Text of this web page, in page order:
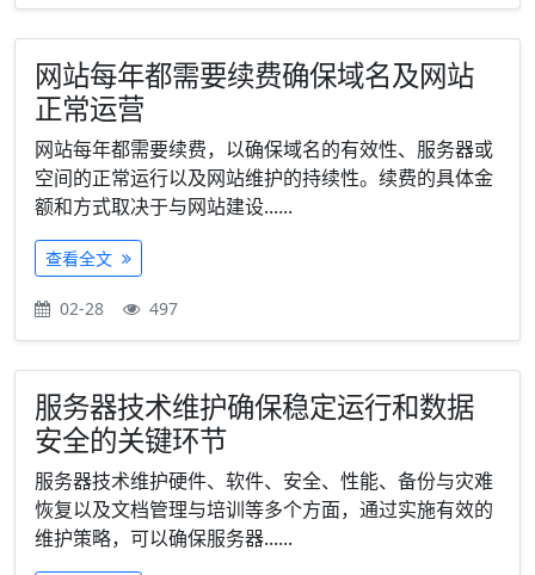
网站每年都需要续费确保域名及网站
正常运营
网站每年都需要续费，以确保域名的有效性、服务器或
空间的正常运行以及网站维护的持续性。续费的具体金
额和方式取决于与网站建设......
查看全文
02-28 497
服务器技术维护确保稳定运行和数据
安全的关键环节
服务器技术维护硬件、软件、安全、性能、备份与灾难
恢复以及文档管理与培训等多个方面，通过实施有效的
维护策略，可以确保服务器......